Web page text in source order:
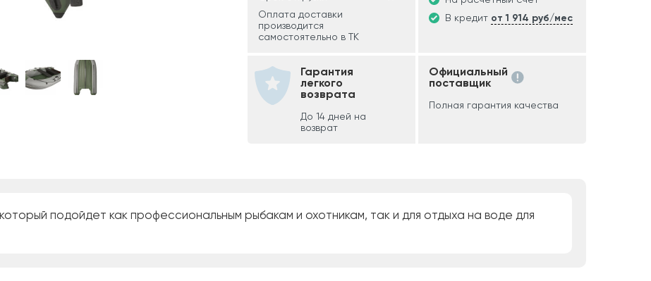
Оплата доставки
производится
самостоятельно в ТК
В кредит от 1 914 руб/мес
Гарантия
легкого
возврата
До 14 дней на
возврат
Официальный
поставщик
Полная гарантия качества
подойдет как профессиональным рыбакам и охотникам, так и для отдыха на воде для